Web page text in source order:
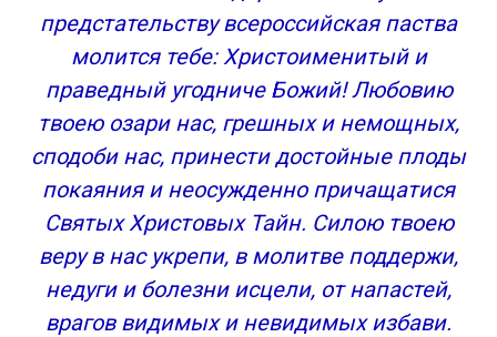
предстательству всероссийская паства
молится тебе: Христоименитый и
праведный угодниче Божий! Любовию
твоею озари нас, грешных и немощных,
сподоби нас, принести достойные плоды
покаяния и неосужденно причащатися
Святых Христовых Тайн. Силою твоею
веру в нас укрепи, в молитве поддержи,
недуги и болезни исцели, от напастей,
врагов видимых и невидимых избави.